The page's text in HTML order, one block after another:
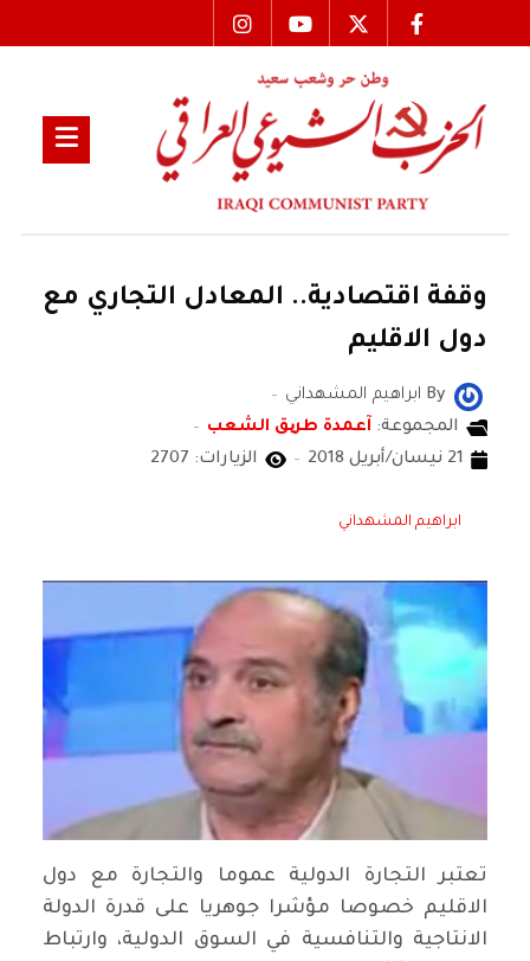
وقفة اقتصادية.. المعادل التجاري مع
دول الاقليم
By ابراهيم المشهداني
المجموعة: آعمدة طریق الشعب
21 نيسان/أبريل 2018
الزيارات: 2707
ابراهيم المشهداني
تعتبر التجارة الدولية عموما والتجارة مع دول
الاقليم خصوصا مؤشرا جوهريا على قدرة الدولة
الانتاجية والتنافسية في السوق الدولية، وارتباط